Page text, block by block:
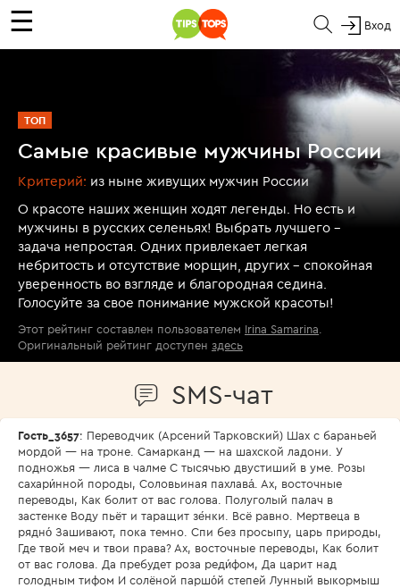
☰ Вход
ТОП
Самые красивые мужчины России
Критерий: из ныне живущих мужчин России
О красоте наших женщин ходят легенды. Но есть и
мужчины в русских селеньях! Выбрать лучшего -
задача непростая. Одних привлекает легкая
небритость и отсутствие морщин, других - спокойная
уверенность во взгляде и благородная седина.
Голосуйте за свое понимание мужской красоты!
Этот рейтинг составлен пользователем Irina Samarina
Оригинальный рейтинг доступен здесь
SMS-чат
Гость_3657: Переводчик (Арсений Тарковский) Шах с бараньей
мордой — на троне. Самарканд — на шахской ладони. У
подножья — лиса в чалме С тысячью двустиший в уме. Розы
сахари́нной породы, Соловьиная пахлава́. Ах, восточные
переводы, Как болит от вас голова. Полуголый палач в
застенке Воду пьёт и таращит зе́нки. Всё равно. Мертвеца в
рядно́ Зашивают, пока темно. Спи без просыпу, царь природы,
Где твой меч и твои права? Ах, восточные переводы, Как болит
от вас голова. Да пребудет роза реди́фом, Да царит над
голодным тифом И солёной паршо́й степей Лунный выкормыш